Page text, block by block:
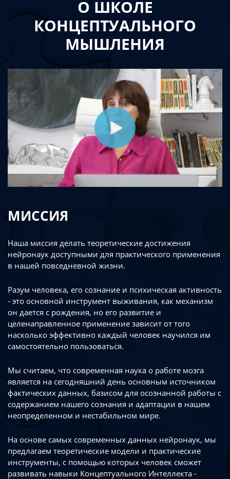
О ШКОЛЕ
КОНЦЕПТУАЛЬНОГО
МЫШЛЕНИЯ
МИССИЯ
Наша миссия делать теоретические достижения
нейронаук доступными для практического применения
в нашей повседневной жизни.
Разум человека, его сознание и психическая активность
- это основной инструмент выживания, как механизм
он дается с рождения, но его развитие и
целенаправленное применение зависит от того
насколько эффективно каждый человек научился им
самостоятельно пользоваться.
Мы считаем, что современная наука о работе мозга
является на сегодняшний день основным источником
фактических данных, базисом для осознанной работы с
содержанием нашего сознания и адаптации в нашем
неопределенном и нестабильном мире.
На основе самых современных данных нейронаук, мы
предлагаем теоретические модели и практические
инструменты, с помощью которых человек сможет
развивать навыки Концептуального Интеллекта -